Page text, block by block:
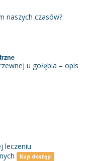
naszych czasów?
u gołębia – opis
leczeniu
Kup dostęp